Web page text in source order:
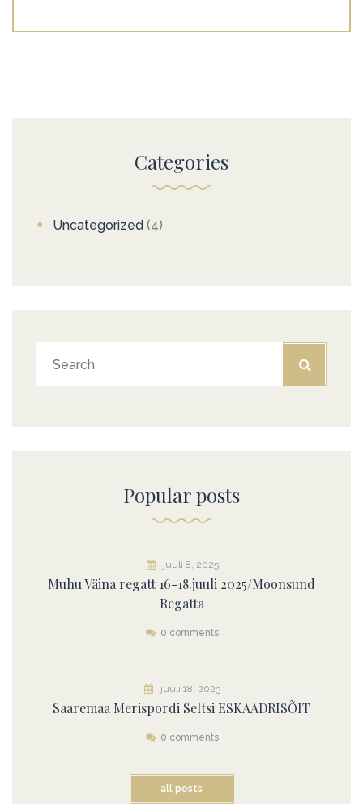
Categories
Uncategorized (4)
Popular posts
juuli 8, 2025
Muhu Väina regatt 16-18.juuli 2025/Moonsund
Regatta
0 comments
juuli 18, 2023
Saaremaa Merispordi Seltsi ESKAADRISÕIT
0 comments
all posts